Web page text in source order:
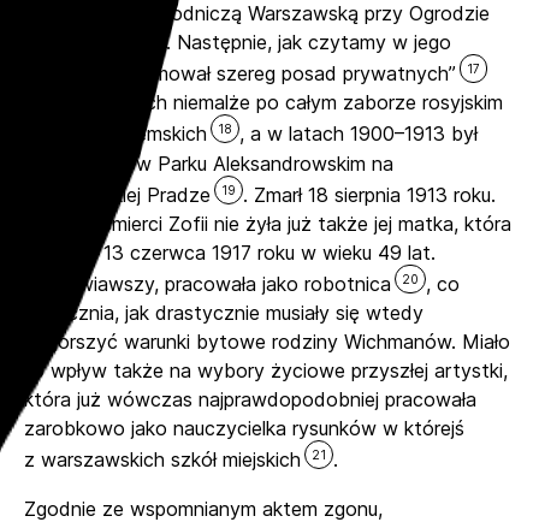
1886 Szkołę Ogrodniczą Warszawską przy Ogrodzie
Pomologicznym. Następnie, jak czytamy w jego
nekrologu, „zajmował szereg posad prywatnych”
17
w rozrzuconych niemalże po całym zaborze rosyjskim
majątkach ziemskich
18
, a w latach 1900–1913 był
zatrudniony w Parku Aleksandrowskim na
warszawskiej Pradze
19
. Zmarł 18 sierpnia 1913 roku.
W chwili śmierci Zofii nie żyła już także jej matka, która
– zmarła 13 czerwca 1917 roku w wieku 49 lat.
Owdowiawszy, pracowała jako robotnica
20
, co
unaocznia, jak drastycznie musiały się wtedy
pogorszyć warunki bytowe rodziny Wichmanów. Miało
to wpływ także na wybory życiowe przyszłej artystki,
która już wówczas najprawdopodobniej pracowała
zarobkowo jako nauczycielka rysunków w którejś
z warszawskich szkół miejskich
21
.
Zgodnie ze wspomnianym aktem zgonu,